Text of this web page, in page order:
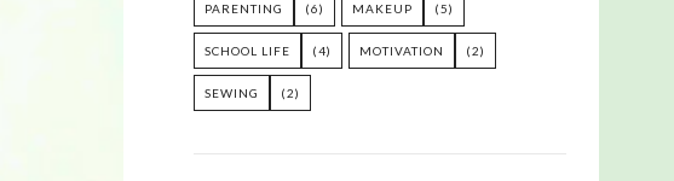
PARENTING (6) MAKEUP (5)
SCHOOL LIFE (4) MOTIVATION (2)
SEWING (2)